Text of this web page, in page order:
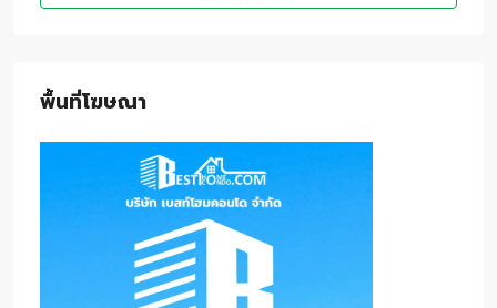
พื้นที่โฆษณา